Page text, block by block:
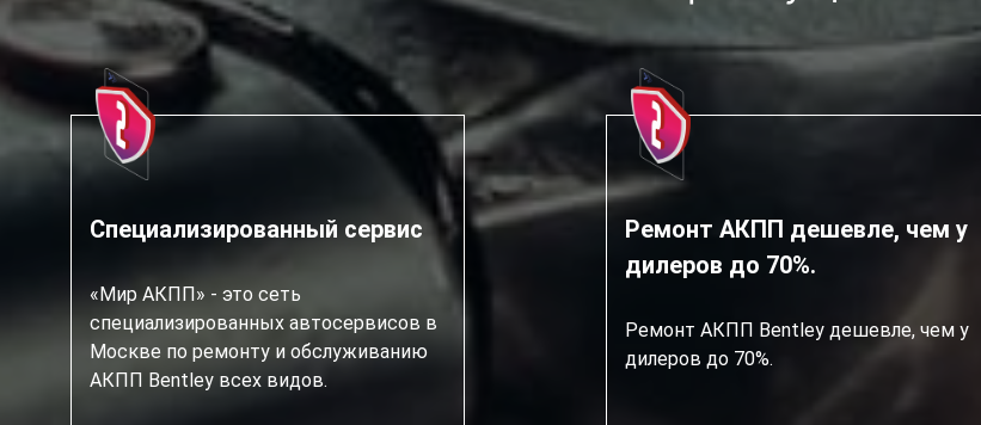
Специализированный сервис
«Мир АКПП» - это сеть
специализированных автосервисов в
Москве по ремонту и обслуживанию
АКПП Bentley всех видов.
Ремонт АКПП дешевле, чем у
дилеров до 70%.
Ремонт АКПП Bentley дешевле, чем у
дилеров до 70%.